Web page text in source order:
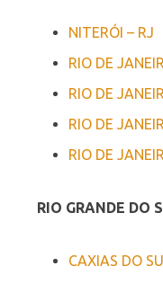
NITERÓI – RJ
RIO DE
RIO DE
RIO DE
RIO DE
RIO GRANDE DO
CAXIAS DO